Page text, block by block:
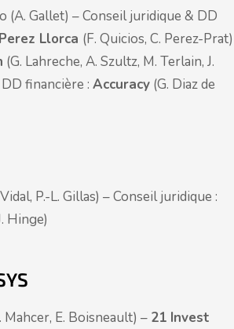
(A. Gallet) – Conseil juridique & DD
Perez Llorca (F. Quicios, C. Perez-Prat)
(G. Lahreche, A. Szultz, M. Terlain, J.
financière : Accuracy (G. Diaz de
P.-L. Gillas) – Conseil juridique :
Hinge)
Mahcer, E. Boisneault) – 21 Invest